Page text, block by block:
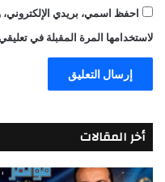
احفظ اسمي، بريدي الإلكتروني،
لاستخدامها المرة المقبلة في
أخر المقالات